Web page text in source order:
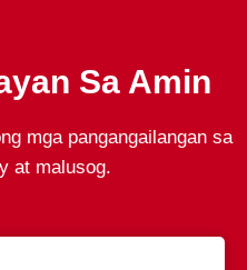
Sa Amin
mga pangangailangan sa
at malusog.